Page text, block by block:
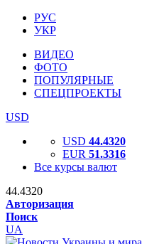
РУС
УКР
ВИДЕО
ФОТО
ПОПУЛЯРНЫЕ
СПЕЦПРОЕКТЫ
USD
USD 44.4320
EUR 51.3316
Все курсы валют
44.4320
Авторизация
Поиск
UA